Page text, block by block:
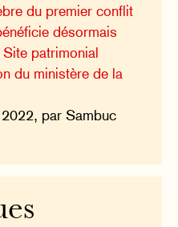
du premier conflit
désormais
patrimonial
du ministère de la
2022, par Sambuc